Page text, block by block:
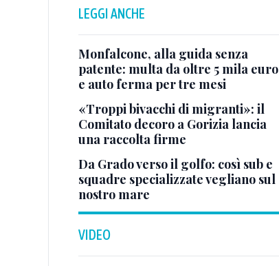
LEGGI ANCHE
Monfalcone, alla guida senza
patente: multa da oltre 5 mila euro
e auto ferma per tre mesi
«Troppi bivacchi di migranti»: il
Comitato decoro a Gorizia lancia
una raccolta firme
Da Grado verso il golfo: così sub e
squadre specializzate vegliano sul
nostro mare
VIDEO